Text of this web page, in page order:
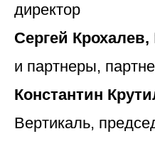
директор
Сергей Крохалев,
и партнеры,
Константин
Вертикаль,